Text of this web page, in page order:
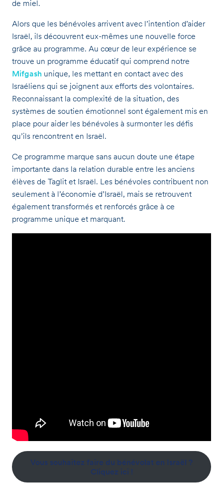
de miel.
Alors que les bénévoles arrivent avec l’intention d’aider
Israël, ils découvrent eux-mêmes une nouvelle force
grâce au programme. Au cœur de leur expérience se
trouve un programme éducatif qui comprend notre
Mifgash unique, les mettant en contact avec des
Israéliens qui se joignent aux efforts des volontaires.
Reconnaissant la complexité de la situation, des
systèmes de soutien émotionnel sont également mis en
place pour aider les bénévoles à surmonter les défis
qu’ils rencontrent en Israël.
Ce programme marque sans aucun doute une étape
importante dans la relation durable entre les anciens
élèves de Taglit et Israël. Les bénévoles contribuent non
seulement à l’économie d’Israël, mais se retrouvent
également transformés et renforcés grâce à ce
programme unique et marquant.
Vous souhaitez faire du bénévolat en Israël ?
Cliquez ici !